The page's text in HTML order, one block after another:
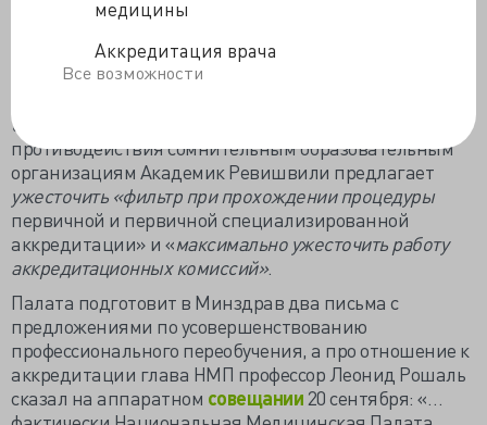
медицины
Аккредитация врача
Все возможности
Некоторые эксперты Палаты считают, что отвечать за
некачественное обучение должен сам
аккредитуемый. Советник главы НМП Плякин уверен,
беспокоить самих обучающихся
противодействия сомнительным образовательным
организациям Академик Ревишвили предлагает
ужесточить «фильтр при прохождении процедуры
первичной и первичной специализированной
аккредитации» и «максимально ужесточить работу
аккредитационных комиссий».
Палата подготовит в Минздрав два письма с
предложениями по усовершенствованию
профессионального переобучения, а про отношение к
аккредитации глава НМП профессор Леонид Рошаль
сказал на аппаратном совещании 20 сентября: «…